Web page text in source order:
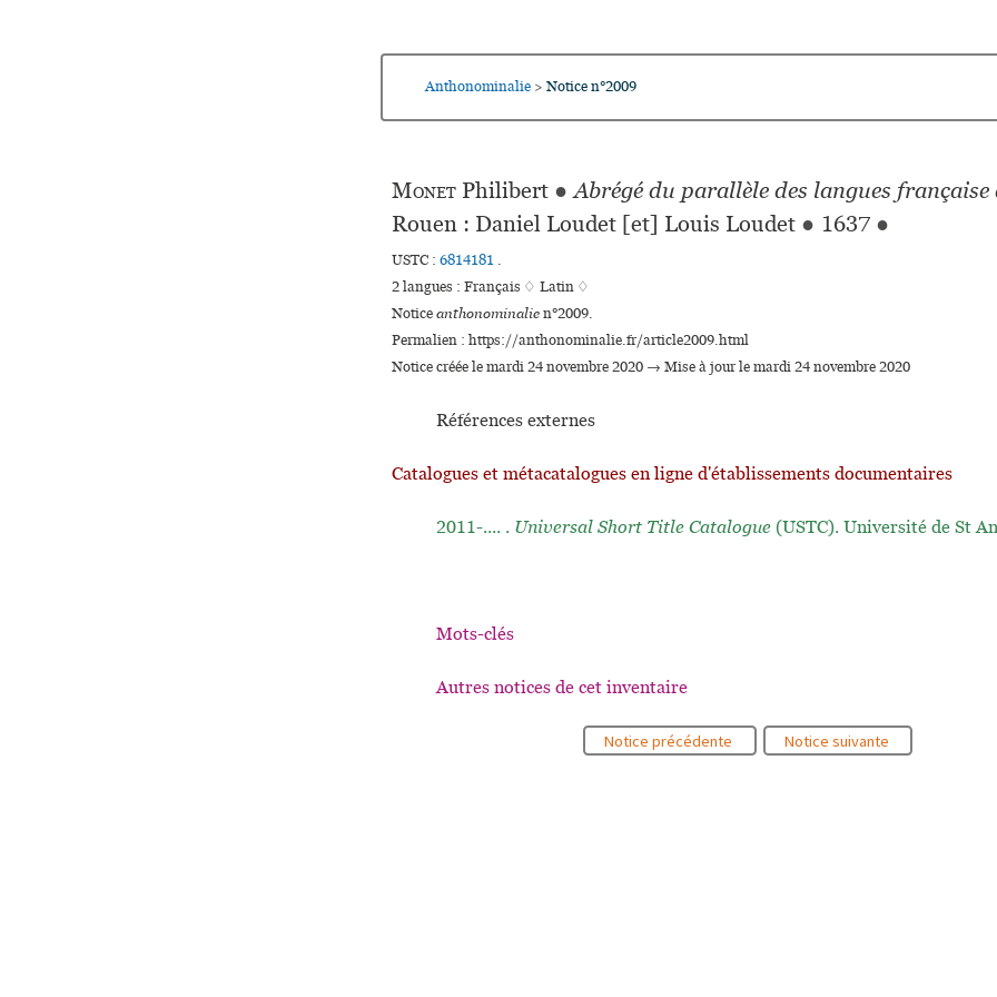
Anthonominalie > Notice n°2009
Monet Philibert ● Abrégé du parallèle des langues française
Rouen : Daniel Loudet [et] Louis Loudet ● 1637 ●
USTC : 6814181 .
2 langues : Français ♢ Latin ♢
Noticeanthonominalien°2009.
Permalien : https://anthonominalie.fr/article2009.html
Notice créée le mardi 24 novembre 2020 → Mise à jour le mardi 24 novembre 2020
Références externes
Catalogues et métacatalogues en ligne d'établissements documentaires
2011-.... . Universal Short Title Catalogue (USTC). Université de St
Mots-clés
Autres notices de cet inventaire
Notice précédente Notice suivante